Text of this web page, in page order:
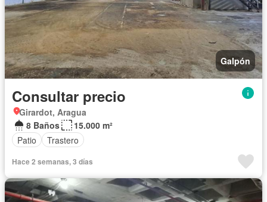
Galpón
Consultar precio
Girardot, Aragua
8 Baños
15.000 m²
Patio
Trastero
Hace 2 semanas, 3 días